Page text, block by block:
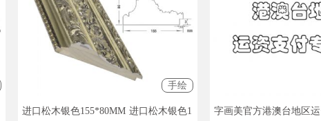
手绘
进口松木银色155*80MM 进口松木银色1
字画美官方港澳台地区